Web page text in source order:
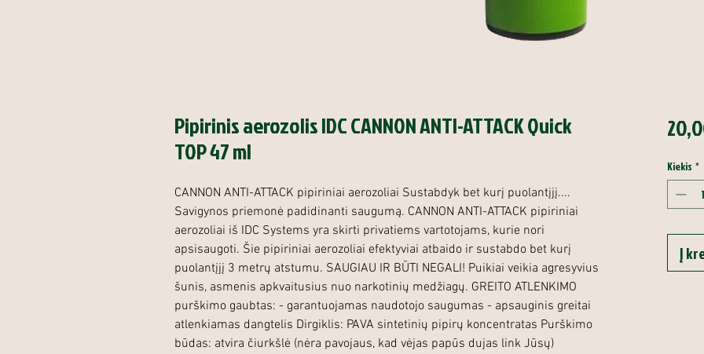
Pipirinis aerozolis IDC CANNON ANTI-ATTACK Quick
TOP 47 ml
CANNON ANTI-ATTACK pipiriniai aerozoliai Sustabdyk bet kurį puolantįjį....
Savigynos priemonė padidinanti saugumą. CANNON ANTI-ATTACK pipiriniai
aerozoliai iš IDC Systems yra skirti privatiems vartotojams, kurie nori
apsisaugoti. Šie pipiriniai aerozoliai efektyviai atbaido ir sustabdo bet kurį
puolantįjį 3 metrų atstumu. SAUGIAU IR BŪTI NEGALI! Puikiai veikia agresyvius
šunis, asmenis apkvaitusius nuo narkotinių medžiagų. GREITO ATLENKIMO
purškimo gaubtas: - garantuojamas naudotojo saugumas - apsauginis greitai
atlenkiamas dangtelis Dirgiklis: PAVA sintetinių pipirų koncentratas Purškimo
būdas: atvira čiurkšlė (nėra pavojaus, kad vėjas papūs dujas link Jūsų)
Kiekis *
Į